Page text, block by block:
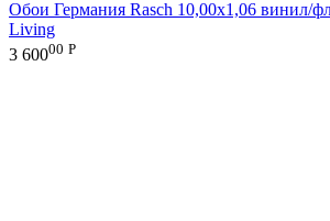
Обои Германия Rasch 10,00x1,06 винил/
Living
3 60000 Р